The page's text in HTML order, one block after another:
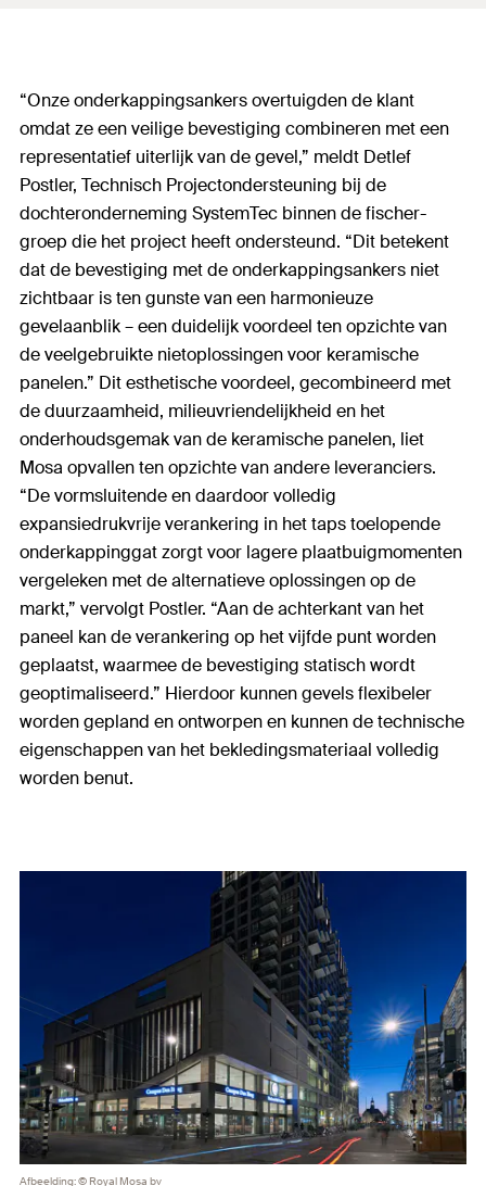
“Onze onderkappingsankers overtuigden de klant
omdat ze een veilige bevestiging combineren met een
representatief uiterlijk van de gevel,” meldt Detlef
Postler, Technisch Projectondersteuning bij de
dochteronderneming SystemTec binnen de fischer-
groep die het project heeft ondersteund. “Dit betekent
dat de bevestiging met de onderkappingsankers niet
zichtbaar is ten gunste van een harmonieuze
gevelaanblik – een duidelijk voordeel ten opzichte van
de veelgebruikte nietoplossingen voor keramische
panelen.” Dit esthetische voordeel, gecombineerd met
de duurzaamheid, milieuvriendelijkheid en het
onderhoudsgemak van de keramische panelen, liet
Mosa opvallen ten opzichte van andere leveranciers.
“De vormsluitende en daardoor volledig
expansiedrukvrije verankering in het taps toelopende
onderkappinggat zorgt voor lagere plaatbuigmomenten
vergeleken met de alternatieve oplossingen op de
markt,” vervolgt Postler. “Aan de achterkant van het
paneel kan de verankering op het vijfde punt worden
geplaatst, waarmee de bevestiging statisch wordt
geoptimaliseerd.” Hierdoor kunnen gevels flexibeler
worden gepland en ontworpen en kunnen de technische
eigenschappen van het bekledingsmateriaal volledig
worden benut.
Afbeelding: © Royal Mosa bv